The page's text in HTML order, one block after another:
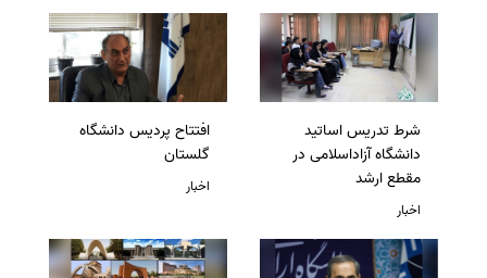
شرط تدریس اساتید
دانشگاه آزاداسلامی در
مقطع ارشد
اخبار
افتتاح پردیس دانشگاه
گلستان
اخبار